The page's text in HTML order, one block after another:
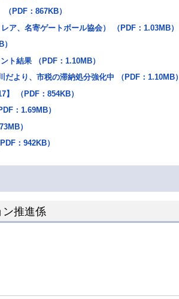
PDF：867KB）
、名寄ゲートボール協会） （PDF：1.03MB）
ト結果 （PDF：1.10MB）
より、市税の滞納処分強化中 （PDF：1.10MB）
（PDF：854KB）
：1.69MB）
）
：942KB）
推進係